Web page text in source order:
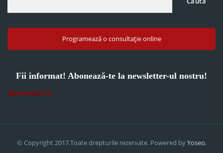
Programează o consultație online
Fii informat! Abonează-te la newsletter-ul nostru!
Abonează-te
© Copyright 2017.Toate drepturile rezervate. Powered byYoseo.